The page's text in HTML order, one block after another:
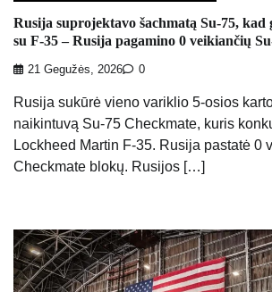
Rusija suprojektavo šachmatą Su-75,
su F-35 – Rusija pagamino 0 veikiančių
21 Gegužės, 2026 0
Rusija sukūrė vieno variklio 5-osios
naikintuvą Su-75 Checkmate, kuris
Lockheed Martin F-35. Rusija pastatė 0
Checkmate blokų. Rusijos […]